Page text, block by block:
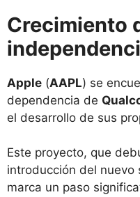
Crecimiento
Apple (AAPL) se
dependencia de
el desarrollo de sus
Este proyecto, que
introducción del nuevo
marca un paso